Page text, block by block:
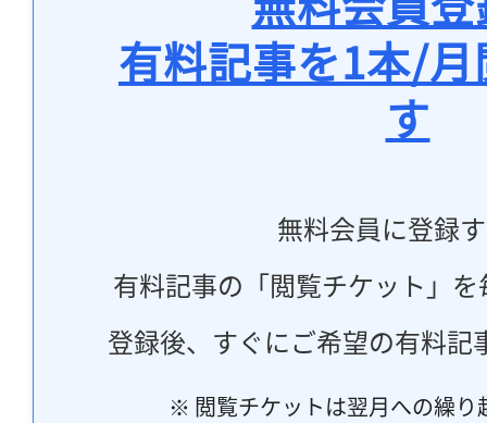
有料記事を1本/
す
無料会員に登録
有料記事の「閲覧チケット」
登録後、すぐにご希望の有料記
※ 閲覧チケットは翌月への繰り